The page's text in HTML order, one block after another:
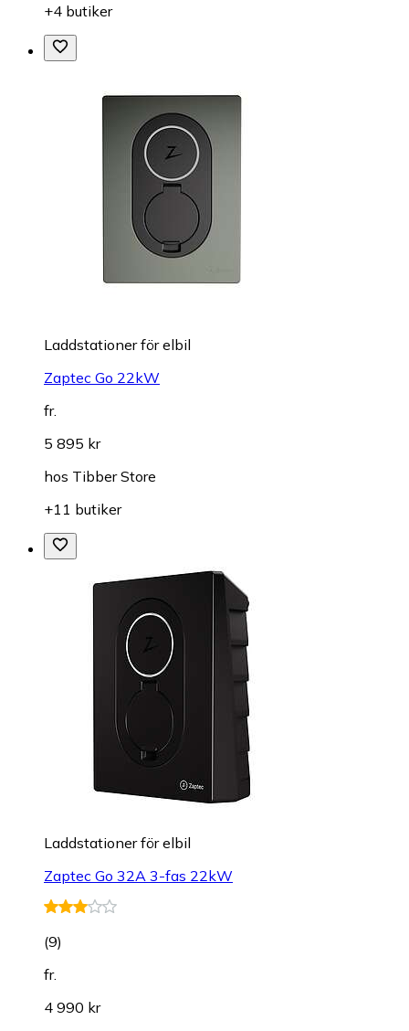
+4 butiker
Laddstationer för elbil
Zaptec Go 22kW
fr.
5 895 kr
hos Tibber Store
+11 butiker
Laddstationer för elbil
Zaptec Go 32A 3-fas 22kW
(9)
fr.
4 990 kr